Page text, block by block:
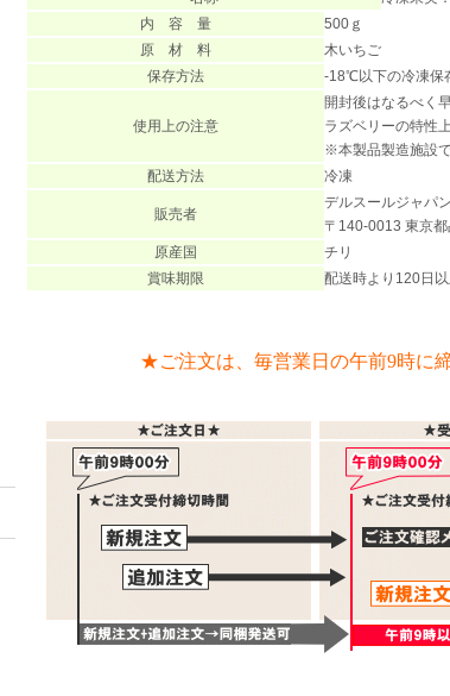
内 容 量
500ｇ
原 材 料
木いちご
保存方法
-18℃以下の冷凍保
使用上の注意
開封後はなるべく
ラズベリーの特性
※本製品製造施設
配送方法
冷凍
販売者
デルスールジャパ
〒140-0013 東京
原産国
チリ
賞味期限
配送時より120日
★ご注文は、毎営業日の午前9時に